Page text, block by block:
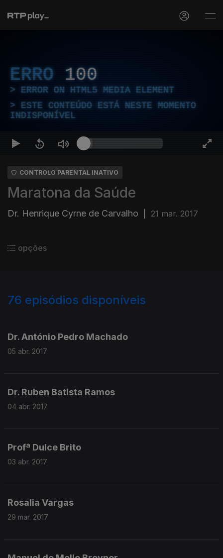
ERRO 100
ERROR ON HTML5 MEDIA ELEMENT
ESTE CONTEÚDO ESTÁ NESTE MOMENTO
INDISPONÍVEL
CONTROLO PARENTAL INATIVO
Maratona da Saúde
Dr. Henrique Cyrne de Carvalho 21 mar. 2017
opções
76 episódios disponíveis
Dr. António Pedro Machado
05 abr. 2017
Dr. Ruben Batista Ramos
04 abr. 2017
Profª Dulce Brito
03 abr. 2017
Rosalia Vargas
29 mar. 2017